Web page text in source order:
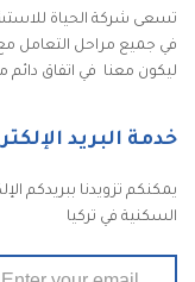
تسعى شركة الحياة
في جميع مراحل التعامل مع
ليكون معنا في اتفاق دائم
خدمة البريد
يمكنكم تزويدنا ببريدكم
السكنية في تركيا